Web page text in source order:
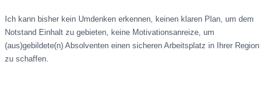
Ich kann bisher kein Umdenken erkennen, keinen klaren Plan, um dem
Notstand Einhalt zu gebieten, keine Motivationsanreize, um
(aus)gebildete(n) Absolventen einen sicheren Arbeitsplatz in Ihrer Region
zu schaffen.